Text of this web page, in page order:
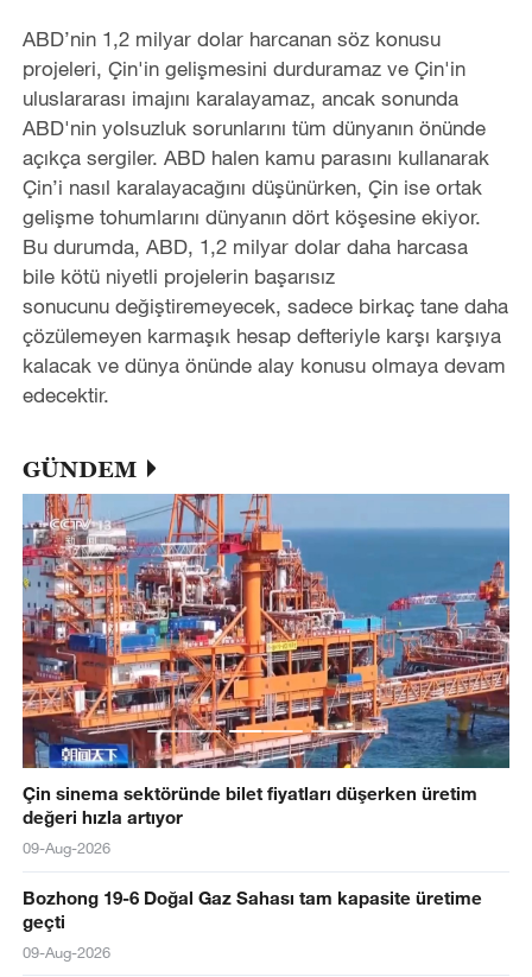
ABD’nin 1,2 milyar dolar harcanan söz konusu
projeleri, Çin'in gelişmesini durduramaz ve Çin'in
uluslararası imajını karalayamaz, ancak sonunda
ABD'nin yolsuzluk sorunlarını tüm dünyanın önünde
açıkça sergiler. ABD halen kamu parasını kullanarak
Çin’i nasıl karalayacağını düşünürken, Çin ise ortak
gelişme tohumlarını dünyanın dört köşesine ekiyor.
Bu durumda, ABD, 1,2 milyar dolar daha harcasa
bile kötü niyetli projelerin başarısız
sonucunu değiştiremeyecek, sadece birkaç tane daha
çözülemeyen karmaşık hesap defteriyle karşı karşıya
kalacak ve dünya önünde alay konusu olmaya devam
edecektir.
GÜNDEM
Çin sinema sektöründe bilet fiyatları düşerken üretim
değeri hızla artıyor
09-Aug-2026
Bozhong 19-6 Doğal Gaz Sahası tam kapasite üretime
geçti
09-Aug-2026